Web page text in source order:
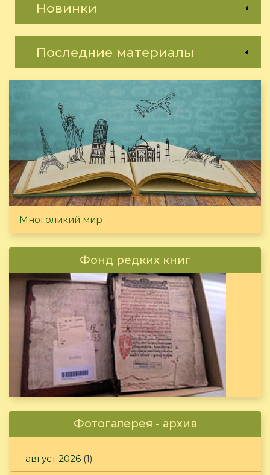
Новинки
Последние материалы
Многоликий мир
Фонд редких книг
Фотогалерея - архив
август 2026 (1)